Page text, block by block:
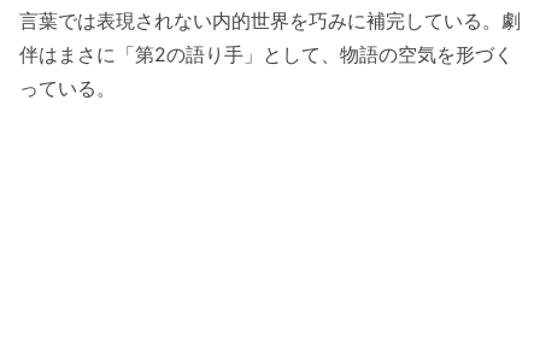
言葉では表現されない内的世界を巧みに補完している。劇
伴はまさに「第2の語り手」として、物語の空気を形づく
っている。